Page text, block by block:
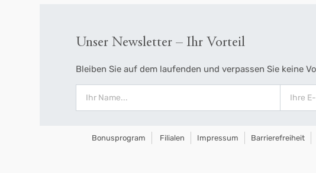
Unser Newsletter – Ihr Vorteil
Bleiben Sie auf dem laufenden und verpassen Sie keine
Bonusprogram Filialen Impressum Barrierefreiheit